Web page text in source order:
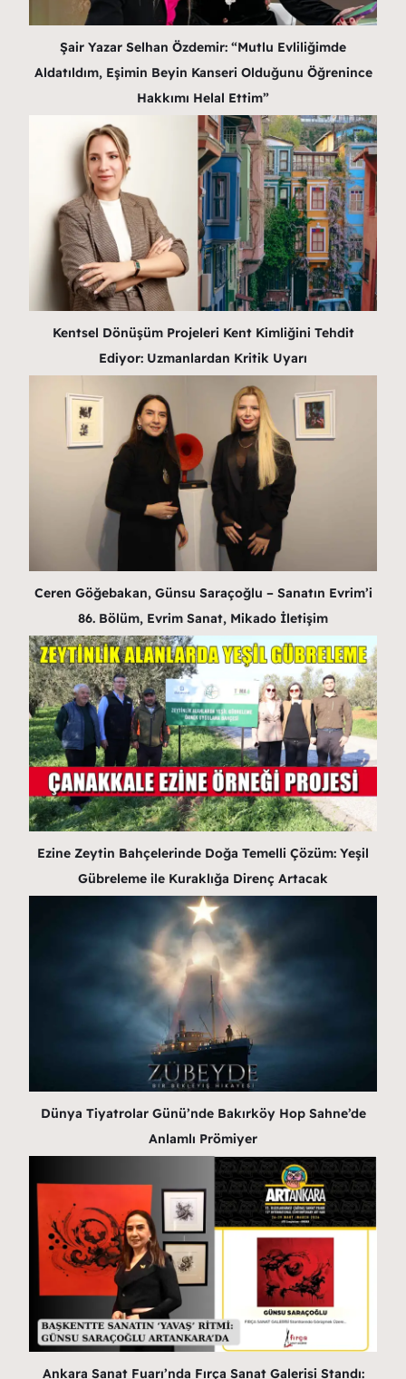
Şair Yazar Selhan Özdemir: “Mutlu Evliliğimde
Aldatıldım, Eşimin Beyin Kanseri Olduğunu Öğrenince
Hakkımı Helal Ettim”
Kentsel Dönüşüm Projeleri Kent Kimliğini Tehdit
Ediyor: Uzmanlardan Kritik Uyarı
Ceren Göğebakan, Günsu Saraçoğlu – Sanatın Evrim’i
86. Bölüm, Evrim Sanat, Mikado İletişim
Ezine Zeytin Bahçelerinde Doğa Temelli Çözüm: Yeşil
Gübreleme ile Kuraklığa Direnç Artacak
Dünya Tiyatrolar Günü’nde Bakırköy Hop Sahne’de
Anlamlı Prömiyer
Ankara Sanat Fuarı’nda Fırça Sanat Galerisi Standı: